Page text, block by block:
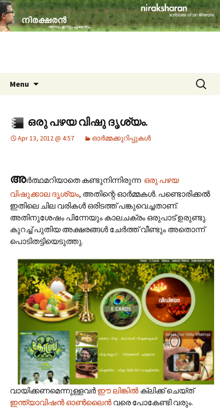
niraksharan (നിരക്ഷരൻ)
travelogues, book reviews, social issues,
cinema, memories & lot more…
Menu
Search
for:
ഒരു പഴയ വിഷു ദൃശ്യം.
Apr 13, 2012 @ 4:57 ഓർമ്മക്കുറിപ്പുകൾ
അർത്ഥമറിയാതെ കണ്ടുനിന്നിരുന്ന ഒരു പഴയ
വിഷുക്കാല ദൃശ്യം, അതിന്റെ ഓർമ്മകൾ. പണ്ടൊരിക്കൽ
ഇതിലെ ചില വരികൾ ഒരിടത്ത് പങ്കുവെച്ചതാണ്.
അതിനുശേഷം പിന്നേയും കാലചക്രം ഒരുപാട് ഉരുണ്ടു.
കുറച്ച് പുതിയ അക്ഷരങ്ങൾ ചേർത്ത് വീണ്ടും അതൊന്ന്
പൊടിതട്ടിയെടുത്തു.
വായിക്കണമെന്നുള്ളവർഈ ലിങ്കിൽ ക്ലിക്ക് ചെയ്ത്
ഇന്ത്യാവിഷൻ ഓൺലൈൻ വരെ പോകേണ്ടി വരും.